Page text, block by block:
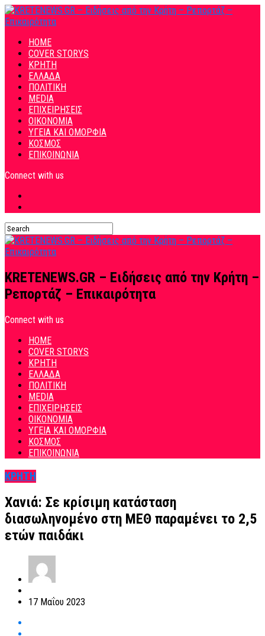
HOME
COVER STORYS
ΚΡΗΤΗ
ΕΛΛΑΔΑ
ΠΟΛΙΤΙΚΗ
MEDIA
ΕΠΙΧΕΙΡΗΣΕΙΣ
ΟΙΚΟΝΟΜΙΑ
ΥΓΕΙΑ ΚΑΙ ΟΜΟΡΦΙΑ
ΚΟΣΜΟΣ
ΕΠΙΚΟΙΝΩΝΙΑ
Connect with us
KRETENEWS.GR – Ειδήσεις από την Κρήτη –
Ρεπορτάζ – Επικαιρότητα
Connect with us
HOME
COVER STORYS
ΚΡΗΤΗ
ΕΛΛΑΔΑ
ΠΟΛΙΤΙΚΗ
MEDIA
ΕΠΙΧΕΙΡΗΣΕΙΣ
ΟΙΚΟΝΟΜΙΑ
ΥΓΕΙΑ ΚΑΙ ΟΜΟΡΦΙΑ
ΚΟΣΜΟΣ
ΕΠΙΚΟΙΝΩΝΙΑ
ΚΡΗΤΗ
Χανιά: Σε κρίσιμη κατάσταση
διασωληνομένο στη ΜΕΘ παραμένει το 2,5
ετών παιδάκι
17 Μαΐου 2023